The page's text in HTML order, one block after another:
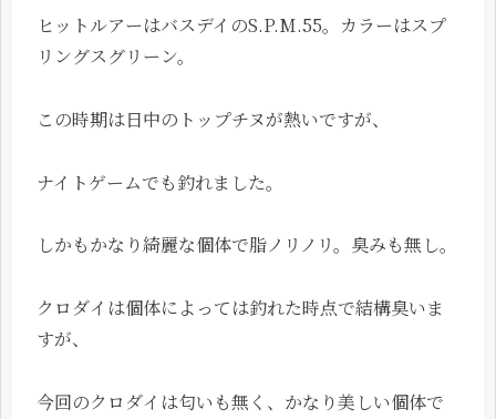
ヒットルアーはバスデイのS.P.M.55。カラーはスプ
リングスグリーン。
この時期は日中のトップチヌが熱いですが、
ナイトゲームでも釣れました。
しかもかなり綺麗な個体で脂ノリノリ。臭みも無し。
クロダイは個体によっては釣れた時点で結構臭いま
すが、
今回のクロダイは匂いも無く、かなり美しい個体で